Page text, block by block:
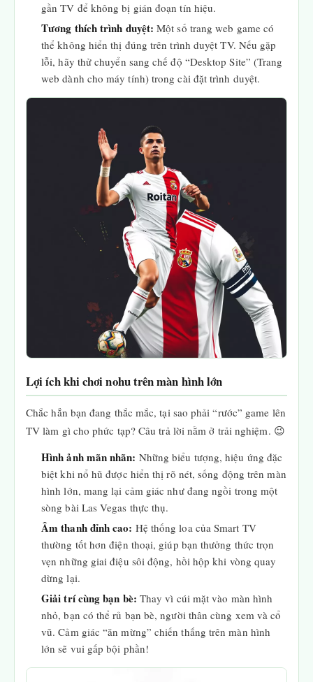
gần TV để không bị gián đoạn tín hiệu.
Tương thích trình duyệt: Một số trang web game có
thể không hiển thị đúng trên trình duyệt TV. Nếu gặp
lỗi, hãy thử chuyển sang chế độ “Desktop Site” (Trang
web dành cho máy tính) trong cài đặt trình duyệt.
Lợi ích khi chơi nohu trên màn hình lớn
Chắc hẳn bạn đang thắc mắc, tại sao phải “rước” game lên
TV làm gì cho phức tạp? Câu trả lời nằm ở trải nghiệm. 😉
Hình ảnh mãn nhãn: Những biểu tượng, hiệu ứng đặc
biệt khi nổ hũ được hiển thị rõ nét, sống động trên màn
hình lớn, mang lại cảm giác như đang ngồi trong một
sòng bài Las Vegas thực thụ.
Âm thanh đỉnh cao: Hệ thống loa của Smart TV
thường tốt hơn điện thoại, giúp bạn thưởng thức trọn
vẹn những giai điệu sôi động, hồi hộp khi vòng quay
dừng lại.
Giải trí cùng bạn bè: Thay vì cúi mặt vào màn hình
nhỏ, bạn có thể rủ bạn bè, người thân cùng xem và cổ
vũ. Cảm giác “ăn mừng” chiến thắng trên màn hình
lớn sẽ vui gấp bội phần!